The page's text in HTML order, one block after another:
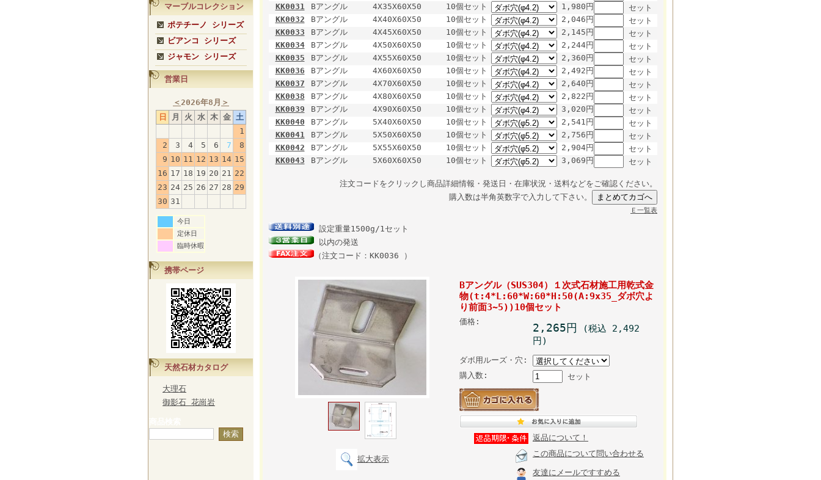
マーブルコレクション
ポテチーノ シリーズ
ビアンコ シリーズ
ジャモン シリーズ
営業日
＜2026年8月 ＞
日
月 火 水 木 金 土
1
2
3 4 5 6 7
8
9 10 11 12 13 14 15
16 17 18 19 20 21 22
23 24 25 26 27 28 29
30 31
今日
定休日
臨時休暇
携帯ページ
天然石材カタログ
大理石
御影石 花崗岩
KK0031
Bアングル 4X35X60X50 10個セット 1,980円
セット
KK0032
Bアングル 4X40X60X50 10個セット 2,046円
セット
KK0033
Bアングル 4X45X60X50 10個セット 2,145円
セット
KK0034
Bアングル 4X50X60X50 10個セット 2,244円
セット
KK0035
Bアングル 4X55X60X50 10個セット 2,360円
セット
KK0036
Bアングル 4X60X60X50 10個セット 2,492円
セット
KK0037
Bアングル 4X70X60X50 10個セット 2,640円
セット
KK0038
Bアングル 4X80X60X50 10個セット 2,822円
セット
KK0039
Bアングル 4X90X60X50 10個セット 3,020円
セット
KK0040
Bアングル 5X40X60X50 10個セット 2,541円
セット
KK0041
Bアングル 5X50X60X50 10個セット 2,756円
セット
KK0042
Bアングル 5X55X60X50 10個セット 2,904円
セット
KK0043
Bアングル 5X60X60X50 10個セット 3,069円 セット
注文コードをクリックし商品詳細情報・発送日・在庫状況・送料などをご確認ください。
購入数は半角英数字で入力して下さい。
Ｅ一覧表
設定重量1500g/1セット
以内の発送
（注文コード：KK0036 ）
拡大表示
Bアングル（SUS304）１次式石材施工用乾式金
物(t:4*L:60*W:60*H:50(A:9x35_ダボ穴よ
り前面3~5))10個セット
価格: 2,265円
(税込 2,492
円)
ダボ用ルーズ・穴:
購入数:
セット
返品について！
この商品について問い合わせる
友達にメールですすめる